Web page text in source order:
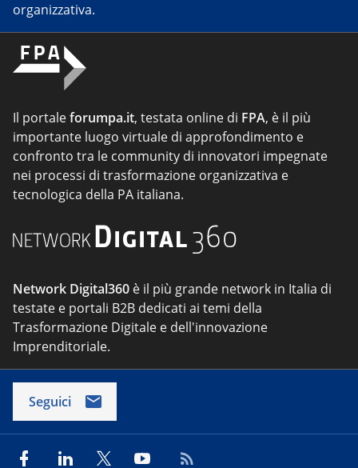
organizzativa.
Il portaleforumpa.it, testata online di FPA, è il più
importante luogo virtuale di approfondimento e
confronto tra le community di innovatori impegnate
nei processi di trasformazione organizzativa e
tecnologica della PA italiana.
Network Digital360 è il più grande network in Italia di
testate e portali B2B dedicati ai temi della
Trasformazione Digitale e dell'innovazione
Imprenditoriale.
Seguici